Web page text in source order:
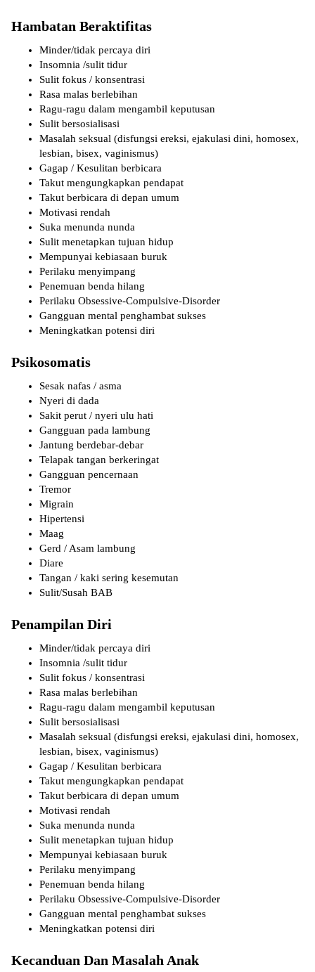
Hambatan Beraktifitas
Minder/tidak percaya diri
Insomnia /sulit tidur
Sulit fokus / konsentrasi
Rasa malas berlebihan
Ragu-ragu dalam mengambil keputusan
Sulit bersosialisasi
Masalah seksual (disfungsi ereksi, ejakulasi dini, homosex,
lesbian, bisex, vaginismus)
Gagap / Kesulitan berbicara
Takut mengungkapkan pendapat
Takut berbicara di depan umum
Motivasi rendah
Suka menunda nunda
Sulit menetapkan tujuan hidup
Mempunyai kebiasaan buruk
Perilaku menyimpang
Penemuan benda hilang
Perilaku Obsessive-Compulsive-Disorder
Gangguan mental penghambat sukses
Meningkatkan potensi diri
Psikosomatis
Sesak nafas / asma
Nyeri di dada
Sakit perut / nyeri ulu hati
Gangguan pada lambung
Jantung berdebar-debar
Telapak tangan berkeringat
Gangguan pencernaan
Tremor
Migrain
Hipertensi
Maag
Gerd / Asam lambung
Diare
Tangan / kaki sering kesemutan
Sulit/Susah BAB
Penampilan Diri
Minder/tidak percaya diri
Insomnia /sulit tidur
Sulit fokus / konsentrasi
Rasa malas berlebihan
Ragu-ragu dalam mengambil keputusan
Sulit bersosialisasi
Masalah seksual (disfungsi ereksi, ejakulasi dini, homosex,
lesbian, bisex, vaginismus)
Gagap / Kesulitan berbicara
Takut mengungkapkan pendapat
Takut berbicara di depan umum
Motivasi rendah
Suka menunda nunda
Sulit menetapkan tujuan hidup
Mempunyai kebiasaan buruk
Perilaku menyimpang
Penemuan benda hilang
Perilaku Obsessive-Compulsive-Disorder
Gangguan mental penghambat sukses
Meningkatkan potensi diri
Kecanduan Dan Masalah Anak